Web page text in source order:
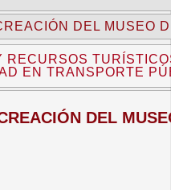
DEL MUSEO
RECURSOS
EN TRANSPORTE
DEL